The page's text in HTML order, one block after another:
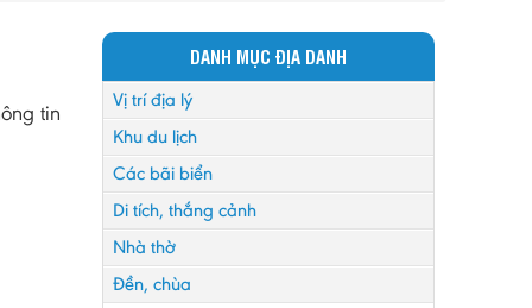
tin
DANH MỤC ĐỊA DANH
Vị trí địa lý
Khu du lịch
Các bãi biển
Di tích, thắng cảnh
Nhà thờ
Đền, chùa